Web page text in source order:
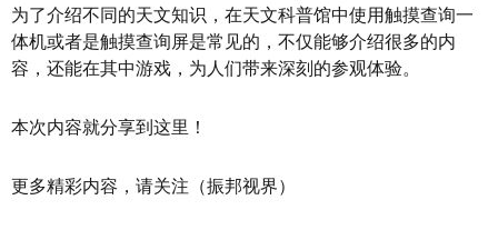
为了介绍不同的天文知识，在天文科普馆中使用触摸查询一
体机或者是触摸查询屏是常见的，不仅能够介绍很多的内
容，还能在其中游戏，为人们带来深刻的参观体验。
本次内容就分享到这里！
更多精彩内容，请关注（振邦视界）